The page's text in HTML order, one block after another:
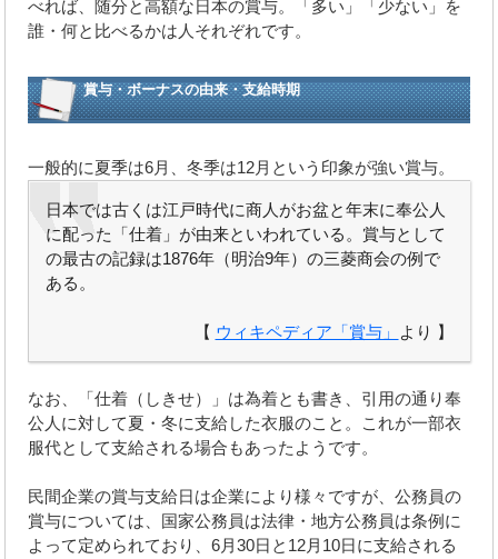
べれば、随分と高額な日本の賞与。「多い」「少ない」を
誰・何と比べるかは人それぞれです。
賞与・ボーナスの由来・支給時期
一般的に夏季は6月、冬季は12月という印象が強い賞与。
日本では古くは江戸時代に商人がお盆と年末に奉公人
に配った「仕着」が由来といわれている。賞与として
の最古の記録は1876年（明治9年）の三菱商会の例で
ある。
【 ウィキペディア「賞与」 より 】
なお、「仕着（しきせ）」は為着とも書き、引用の通り奉
公人に対して夏・冬に支給した衣服のこと。これが一部衣
服代として支給される場合もあったようです。
民間企業の賞与支給日は企業により様々ですが、公務員の
賞与については、国家公務員は法律・地方公務員は条例に
よって定められており、6月30日と12月10日に支給される